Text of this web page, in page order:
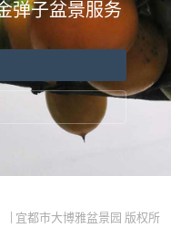
弹子盆景服务
| 宜都市大博雅盆景园 版权所